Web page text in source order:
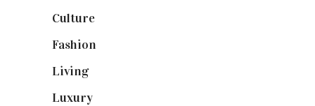
Culture
Fashion
Living(337)
Luxury